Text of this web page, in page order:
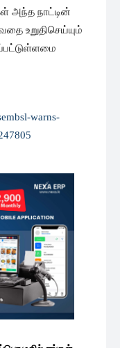
அந்த நாட்டின்
உறுதிசெய்யும்
warns-